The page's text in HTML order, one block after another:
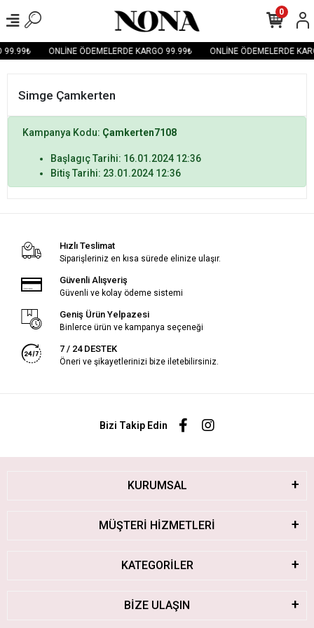
99.99₺ ONLİNE ÖDEMELERDE KARGO 99.99₺ ONLİNE ÖDEMELERDE
0
Simge Çamkerten
Kampanya Kodu: Çamkerten7108
Başlagıç Tarihi: 16.01.2024 12:36
Bitiş Tarihi: 23.01.2024 12:36
Hızlı Teslimat
Siparişleriniz en kısa sürede elinize ulaşır.
Güvenli Alışveriş
Güvenli ve kolay ödeme sistemi
Geniş Ürün Yelpazesi
Binlerce ürün ve kampanya seçeneği
7 / 24 DESTEK
Öneri ve şikayetlerinizi bize iletebilirsiniz.
Bizi Takip Edin
KURUMSAL
MÜŞTERİ HİZMETLERİ
KATEGORİLER
BİZE ULAŞIN